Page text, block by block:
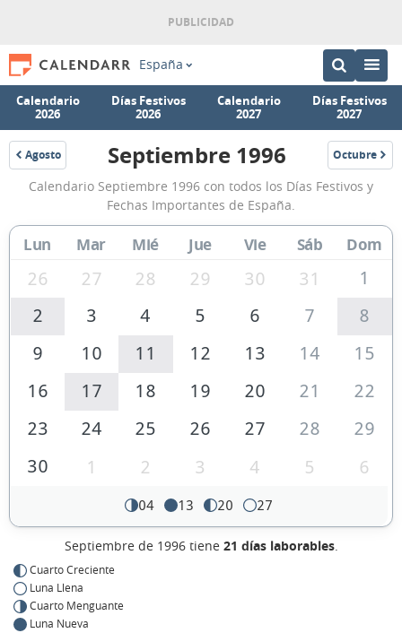
España
Calendario
2026
Días Festivos
2026
Calendario
2027
Días Festivos
2027
Agosto
1996
Calendario
Septiembre
1996
de
España
Septiembre 1996 Octubre
1996
Calendario Septiembre 1996 con todos los Días Festivos y
Fechas Importantes de España.
Lun Mar Mié Jue Vie Sáb Dom
26 27 28 29 30 31
1
2
3 4 5 6 7
8
9
10 11 12 13 14
15
16
17 18 19 20 21
22
23
24 25 26 27 28
29
30
1 2 3 4 5 6
04 13 20 27
Septiembre de 1996 tiene 21 días laborables.
Cuarto Creciente
Luna Llena
Cuarto Menguante
Luna Nueva